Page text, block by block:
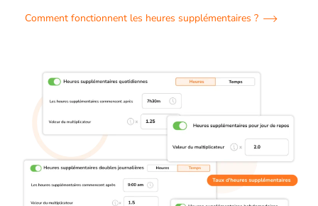
Comment fonctionnent les heures supplémentaires ?